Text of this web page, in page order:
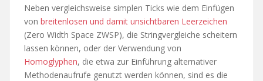
Neben vergleichsweise simplen Ticks wie dem Einfügen
von breitenlosen und damit unsichtbaren Leerzeichen
(Zero Width Space ZWSP), die Stringvergleiche scheitern
lassen können, oder der Verwendung von
Homoglyphen, die etwa zur Einführung alternativer
Methodenaufrufe genutzt werden können, sind es die